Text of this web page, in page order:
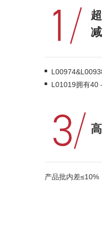
L01019拥有40
产品批内差≤10%